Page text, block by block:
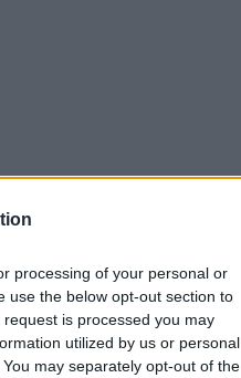
processing of your personal or
use the below opt-out section to
is processed you may
utilized by us or personal
may separately opt-out of the